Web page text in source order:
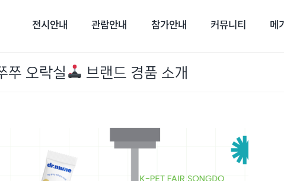
전시안내 관람안내 참가안내 커뮤니티 메
쭈 오락실 브랜드 경품 소개